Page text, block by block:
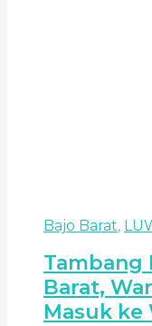
Bajo Barat,
Tambang
Barat,
Masuk ke